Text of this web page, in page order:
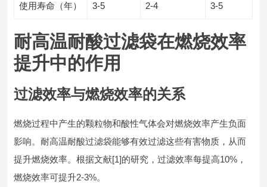
使用寿命（年） 3-5 2-4 3-5
耐高温耐酸过滤袋在燃烧效率
提升中的作用
过滤效率与燃烧效率的关系
燃烧过程中产生的颗粒物和酸性气体会对燃烧效率产生负面
影响。耐高温耐酸过滤袋能够有效过滤这些有害物质，从而
提升燃烧效率。根据文献[1]的研究，过滤效率每提高10%，
燃烧效率可提升2-3%。